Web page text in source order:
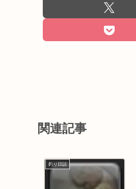
関連記事
釣り日誌